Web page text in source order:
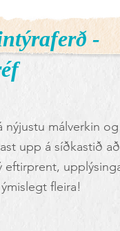
-
málverkin
upp á síðkastið
fleira!